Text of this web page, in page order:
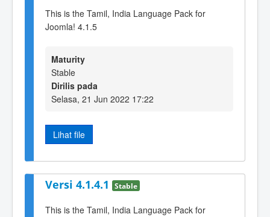
This is the Tamil, India Language Pack for
Joomla! 4.1.5
Maturity
Stable
Dirilis pada
Selasa, 21 Jun 2022 17:22
Lihat file
Versi 4.1.4.1 Stable
This is the Tamil, India Language Pack for